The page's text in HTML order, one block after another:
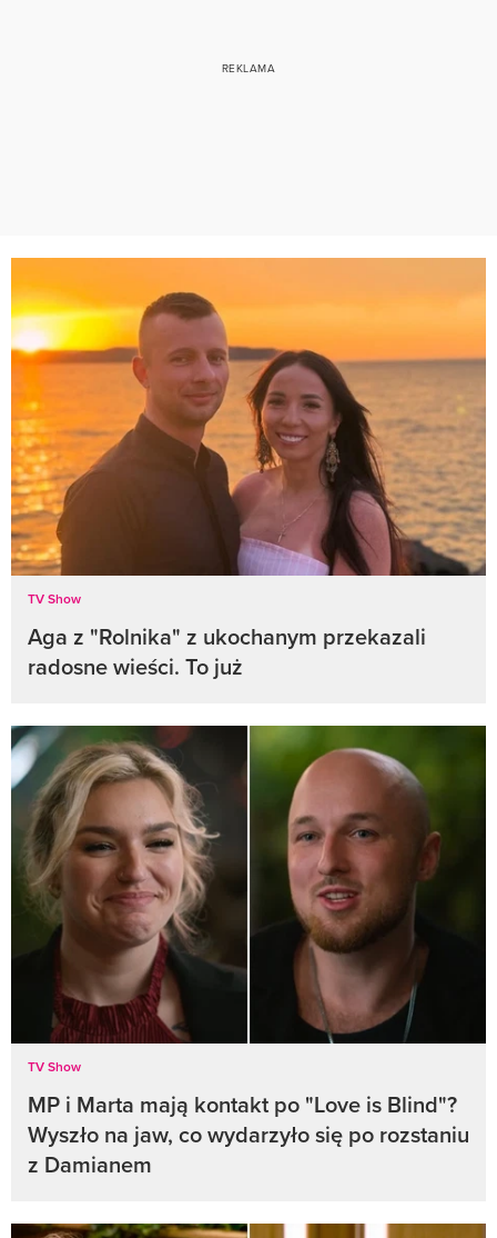
TV Show
Aga z "Rolnika" z ukochanym przekazali
radosne wieści. To już
TV Show
MP i Marta mają kontakt po "Love is Blind"?
Wyszło na jaw, co wydarzyło się po rozstaniu
z Damianem